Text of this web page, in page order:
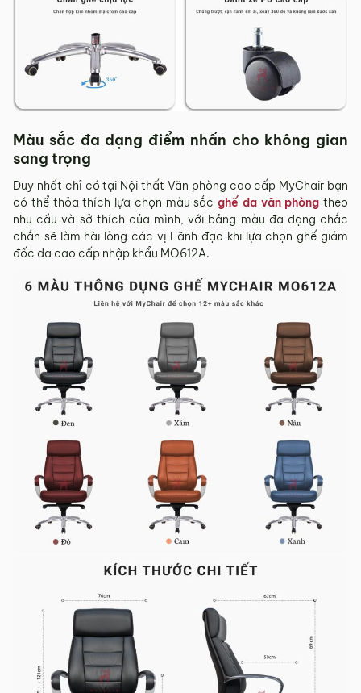
Màu sắc đa dạng điểm nhấn cho không gian
sang trọng
Duy nhất chỉ có tại Nội thất Văn phòng cao cấp MyChair bạn
có thể thỏa thích lựa chọn màu sắc ghế da văn phòng theo
nhu cầu và sở thích của mình, với bảng màu đa dạng chắc
chắn sẽ làm hài lòng các vị Lãnh đạo khi lựa chọn ghế giám
đốc da cao cấp nhập khẩu MO612A.